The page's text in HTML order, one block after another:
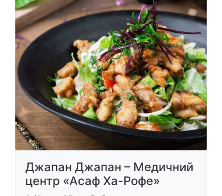
Джапан Джапан – Медичний
центр «Асаф Ха-Рофе»